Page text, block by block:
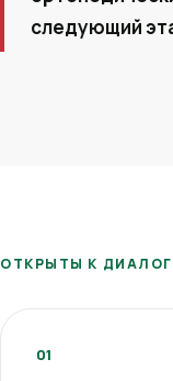
следующий
ОТКРЫТЫ К
01